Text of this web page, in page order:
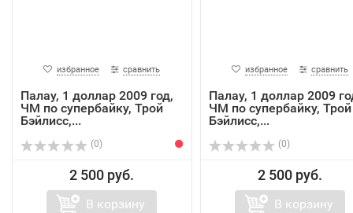
избранное сравнить
Палау, 1 доллар 2009 год,
ЧМ по супербайку, Трой
Бэйлисс,...
(0)
2 500 руб.
В корзину
избранное сравнить
Палау, 1 доллар 2009
ЧМ по супербайку, Трой
Бэйлисс,...
(0)
2 500 руб.
В корзину